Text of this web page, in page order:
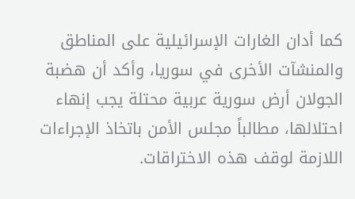
كما أدان الغارات الإسرائيلية على المناطق
والمنشآت الأخرى في سوريا، وأكد أن هضبة
الجولان أرض سورية عربية محتلة يجب إنهاء
احتلالها، مطالباً مجلس الأمن باتخاذ الإجراءات
اللازمة لوقف هذه الاختراقات.